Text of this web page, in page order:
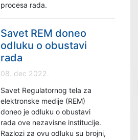
procesa rada.
Savet REM doneo
odluku o obustavi
rada
08. dec 2022.
Savet Regulatornog tela za
elektronske medije (REM)
doneo je odluku o obustavi
rada ove nezavisne institucije.
Razlozi za ovu odluku su brojni,